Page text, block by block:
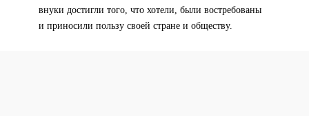
внуки достигли того, что хотели, были востребованы
и приносили пользу своей стране и обществу.